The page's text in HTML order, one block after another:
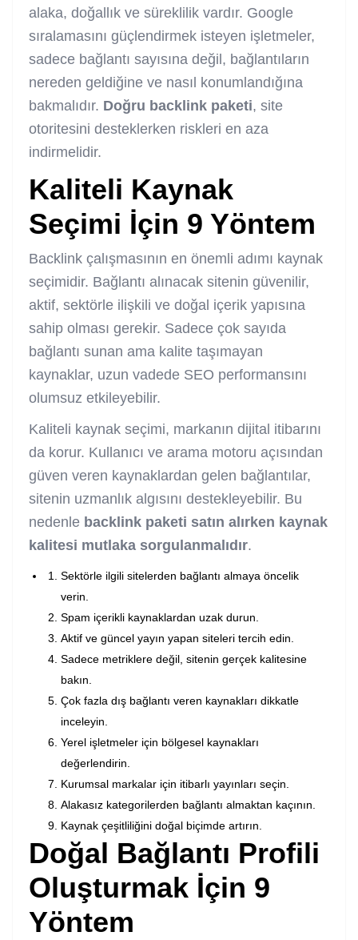
alaka, doğallık ve süreklilik vardır. Google
sıralamasını güçlendirmek isteyen işletmeler,
sadece bağlantı sayısına değil, bağlantıların
nereden geldiğine ve nasıl konumlandığına
bakmalıdır. Doğru backlink paketi, site
otoritesini desteklerken riskleri en aza
indirmelidir.
Kaliteli Kaynak
Seçimi İçin 9 Yöntem
Backlink çalışmasının en önemli adımı kaynak
seçimidir. Bağlantı alınacak sitenin güvenilir,
aktif, sektörle ilişkili ve doğal içerik yapısına
sahip olması gerekir. Sadece çok sayıda
bağlantı sunan ama kalite taşımayan
kaynaklar, uzun vadede SEO performansını
olumsuz etkileyebilir.
Kaliteli kaynak seçimi, markanın dijital itibarını
da korur. Kullanıcı ve arama motoru açısından
güven veren kaynaklardan gelen bağlantılar,
sitenin uzmanlık algısını destekleyebilir. Bu
nedenle backlink paketi satın alırken kaynak
kalitesi mutlaka sorgulanmalıdır.
Sektörle ilgili sitelerden bağlantı almaya öncelik
verin.
Spam içerikli kaynaklardan uzak durun.
Aktif ve güncel yayın yapan siteleri tercih edin.
Sadece metriklere değil, sitenin gerçek kalitesine
bakın.
Çok fazla dış bağlantı veren kaynakları dikkatle
inceleyin.
Yerel işletmeler için bölgesel kaynakları
değerlendirin.
Kurumsal markalar için itibarlı yayınları seçin.
Alakasız kategorilerden bağlantı almaktan kaçının.
Kaynak çeşitliliğini doğal biçimde artırın.
Doğal Bağlantı Profili
Oluşturmak İçin 9
Yöntem